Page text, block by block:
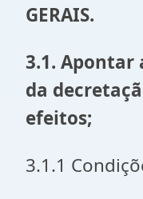
GERAIS.
3.1. Apontar
da
efeitos;
3.1.1